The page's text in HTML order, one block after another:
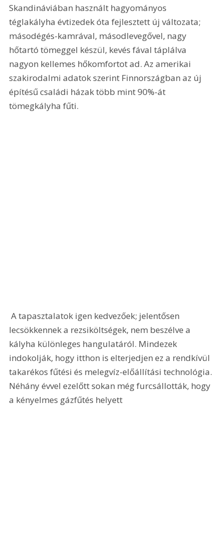
Skandináviában használt hagyományos
téglakályha évtizedek óta fejlesztett új változata;
másodégés-kamrával, másodlevegővel, nagy
hőtartó tömeggel készül, kevés fával táplálva
nagyon kellemes hőkomfortot ad. Az amerikai
szakirodalmi adatok szerint Finnországban az új
építésű családi házak több mint 90%-át
tömegkályha fűti.
A tapasztalatok igen kedvezőek; jelentősen
lecsökkennek a rezsiköltségek, nem beszélve a
kályha különleges hangulatáról. Mindezek
indokolják, hogy itthon is elterjedjen ez a rendkívül
takarékos fűtési és melegvíz-előállítási technológia.
Néhány évvel ezelőtt sokan még furcsállották, hogy
a kényelmes gázfűtés helyett